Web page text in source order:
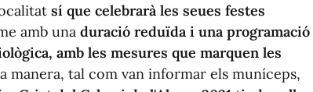
sí que celebrarà les seues festes
amb una duració reduïda i una programació
amb les mesures que marquen les
manera, tal com van informar els muníceps,